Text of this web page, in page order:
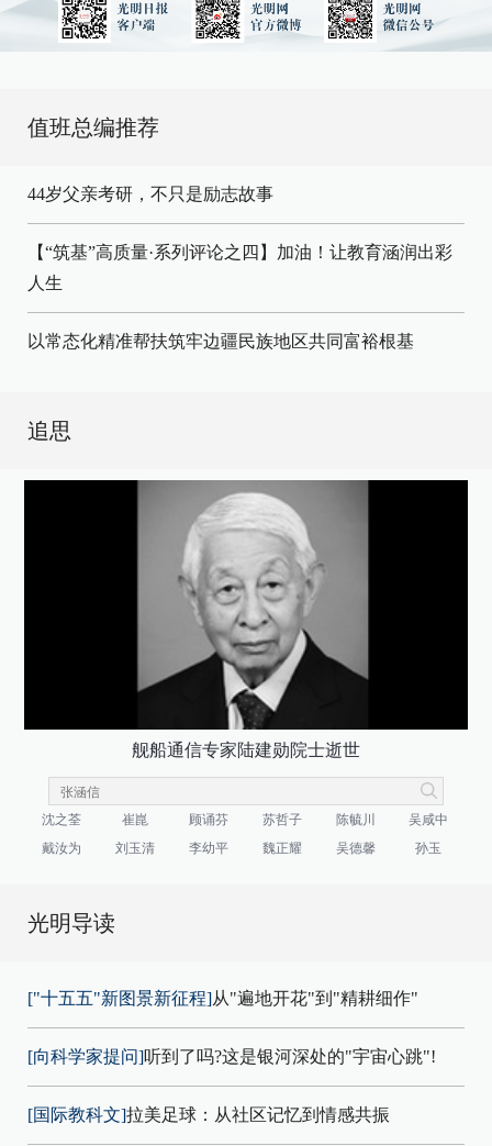
值班总编推荐
44岁父亲考研，不只是励志故事
【“筑基”高质量·系列评论之四】加油！让教育涵润出彩
人生
以常态化精准帮扶筑牢边疆民族地区共同富裕根基
追思
舰船通信专家陆建勋院士逝世
沈之荃 崔崑 顾诵芬 苏哲子 陈毓川
吴咸中
戴汝为
刘玉清 李幼平 魏正耀 吴德馨 孙玉
光明导读
["十五五"新图景新征程]从"遍地开花"到"精耕细作"
[向科学家提问]听到了吗?这是银河深处的"宇宙心跳"!
[国际教科文]拉美足球：从社区记忆到情感共振